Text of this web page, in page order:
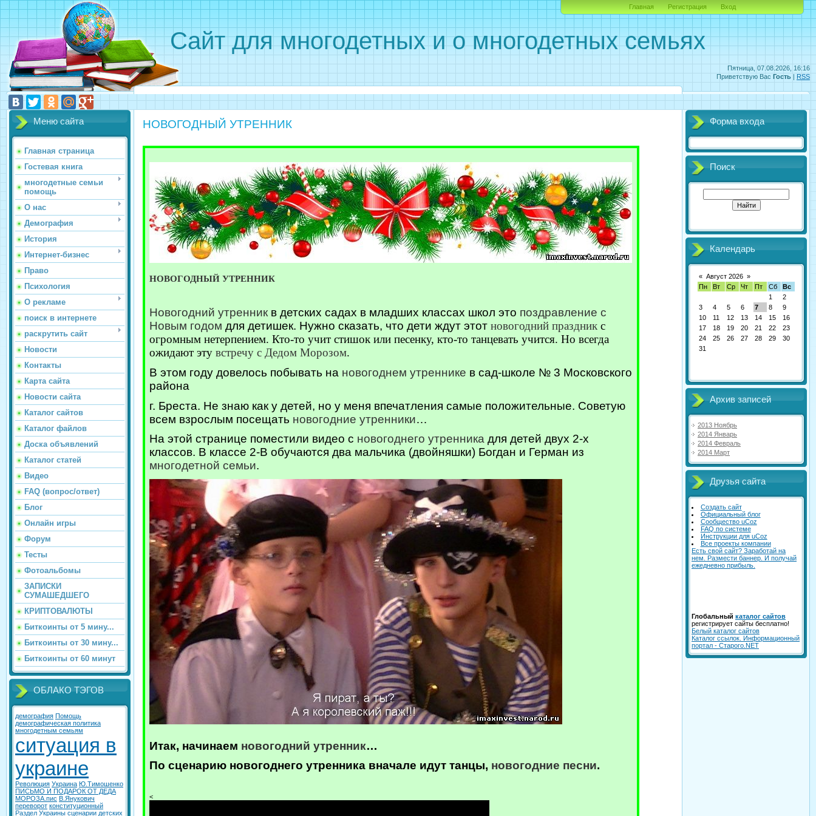
Пятница, 07.08.2026, 16:16
Приветствую Вас Гость | RSS
Сайт для многодетных и о многодетных семьях
Главная Регистрация Вход
Меню сайта
Главная страница
Гостевая книга
многодетные семьи
помощь
О нас
Демография
История
Интернет-бизнес
Право
Психология
О рекламе
поиск в интернете
раскрутить сайт
Новости
Контакты
Карта сайта
Новости сайта
Каталог сайтов
Каталог файлов
Доска объявлений
Каталог статей
Видео
FAQ (вопрос/ответ)
Блог
Онлайн игры
Форум
Тесты
Фотоальбомы
ЗАПИСКИ
СУМАШЕДШЕГО
КРИПТОВАЛЮТЫ
Биткоинты от 5 мину...
Биткоинты от 30 мину...
Биткоинты от 60 минут
ОБЛАКО ТЭГОВ
демография Помощь
демографическая политика
многодетным семьям
ситуация в
украине
Революция Украина Ю.Тимошенко
ПИСЬМО И ПОДАРОК ОТ ДЕДА
МОРОЗА.пис В.Янукович
переворот конституционный
Раздел Украины сценарии детских
НОВОГОДНЫЙ УТРЕННИК
НОВОГОДНЫЙ УТРЕННИК
Новогодний утренникв детских садах в младших классах школ это поздравление с
Новым годом для детишек. Нужно сказать, что дети ждут этотновогодний праздник с
огромным нетерпением. Кто-то учит стишок или песенку, кто-то танцевать учится. Но всегда
ожидают этувстречу с Дедом Морозом.
В этом году довелось побывать на новогоднем утреннике в сад-школе № 3 Московского
района
г. Бреста. Не знаю как у детей, но у меня впечатления самые положительные. Советую
всем взрослым посещать новогодние утренники…
На этой странице поместили видео с новогоднего утренника для детей двух 2-х
классов. В классе 2-В обучаются два мальчика (двойняшки) Богдан и Герман из
многодетной семьи.
Итак, начинаем новогодний утренник…
Посценарию новогоднего утренника вначале идут танцы, новогодние песни.
<
Форма входа
Поиск
Календарь
« Август 2026 »
Пн
Вт Ср Чт Пт Сб
Вс
1
2
3
4 5 6 7 8
9
10
11 12 13 14 15
16
17
18 19 20 21 22
23
24
25 26 27 28 29
30
31
Архив записей
2013 Ноябрь
2014 Январь
2014 Февраль
2014 Март
Друзья сайта
Создать сайт
Официальный блог
Сообщество uCoz
FAQ по системе
Инструкции для uCoz
Все проекты компании
Есть свой сайт? Заработай на
нем. Размести баннер. И получай
ежедневно прибыль.
Глобальный каталог сайтов
регистрирует сайты бесплатно!
Белый каталог сайтов
Каталог ссылок. Информационный
портал - Старого.NET